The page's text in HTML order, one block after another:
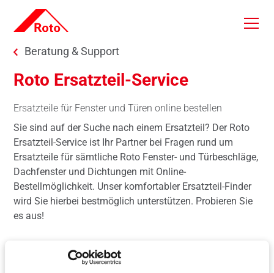
Skip to main content
You are here:
Beratung & Support
Roto Ersatzteil-Service
Ersatzteile für Fenster und Türen online bestellen
Sie sind auf der Suche nach einem Ersatzteil? Der Roto
Ersatzteil-Service ist Ihr Partner bei Fragen rund um
Ersatzteile für sämtliche Roto Fenster- und Türbeschläge,
Dachfenster und Dichtungen mit Online-
Bestellmöglichkeit. Unser komfortabler Ersatzteil-Finder
wird Sie hierbei bestmöglich unterstützen. Probieren Sie
es aus!
Verarbeiter, Service-Firmen und Privatkunden.